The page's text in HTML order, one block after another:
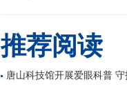
推荐阅读
唐山科技馆开展爱眼科普 守